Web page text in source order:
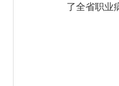
了全省职业